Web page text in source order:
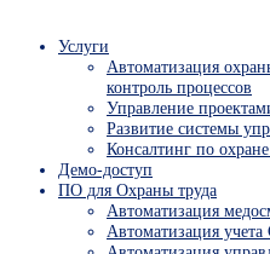
Услуги
Автоматизация
контроль процессов
Управление
Развитие системы
Консалтинг по охране
Демо-доступ
ПО для Охраны труда
Автоматизация
Автоматизация